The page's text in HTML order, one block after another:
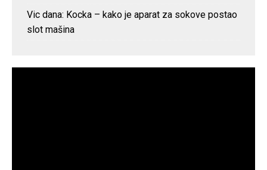
Vic dana: Kocka – kako je aparat za sokove postao
slot mašina